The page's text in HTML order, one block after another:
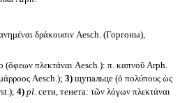
δράκουσιν Aesch. (Горгоны),
(ὄφεων πλεκτάναι Aesch.): π. καπνοῦ Arph.
Aesch.); 3)щупальце (ὁ πολύπους ὡς
4) pl. сети, тенета: τῶν λόγων πλεκτάναι